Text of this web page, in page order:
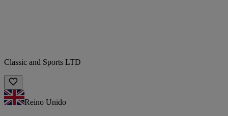
Classic and Sports LTD
Reino Unido